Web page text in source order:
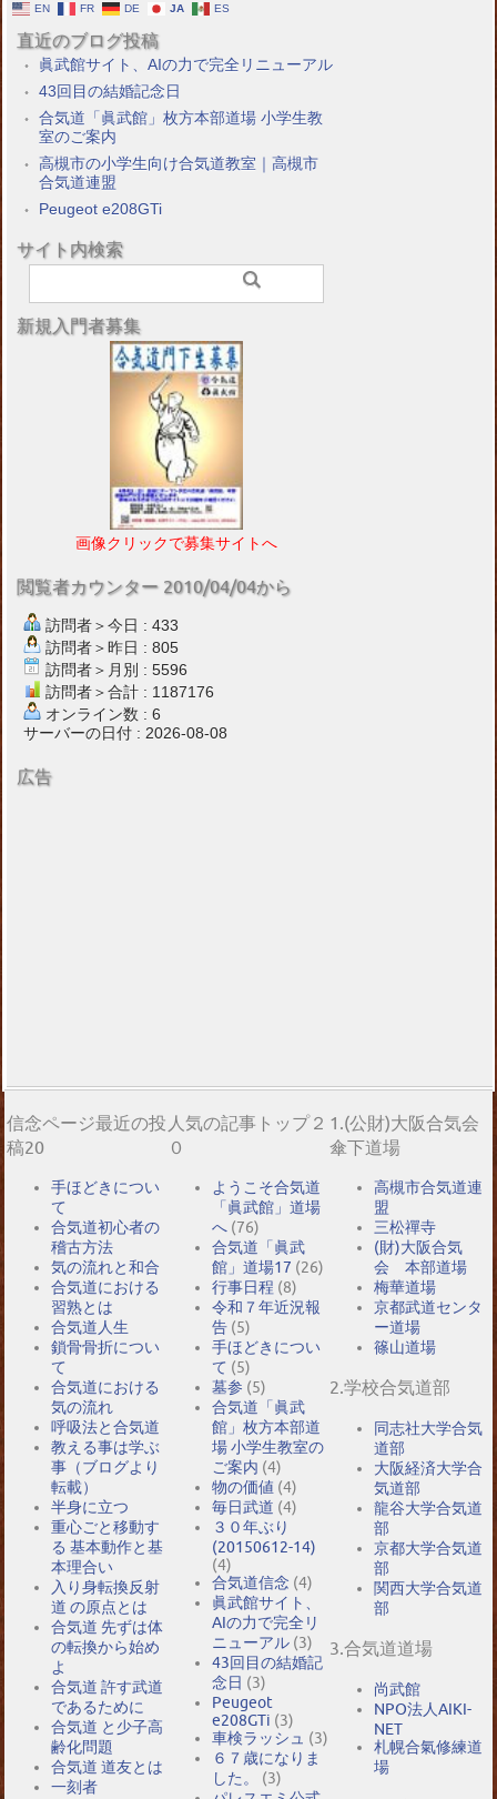
EN FR DE JA ES
直近のブログ投稿
眞武館サイト、AIの力で完全リニューアル
43回目の結婚記念日
合気道「眞武館」枚方本部道場 小学生教
室のご案内
高槻市の小学生向け合気道教室｜高槻市
合気道連盟
Peugeot e208GTi
サイト内検索
新規入門者募集
画像クリックで募集サイトへ
閲覧者カウンター 2010/04/04から
訪問者＞今日 : 433
訪問者＞昨日 : 805
訪問者＞月別 : 5596
訪問者＞合計 : 1187176
オンライン数 : 6
サーバーの日付 : 2026-08-08
広告
信念ページ最近の投
稿20
手ほどきについ
て
合気道初心者の
稽古方法
気の流れと和合
合気道における
習熟とは
合気道人生
鎖骨骨折につい
て
合気道における
気の流れ
呼吸法と合気道
教える事は学ぶ
事（ブログより
転載）
半身に立つ
重心ごと移動す
る 基本動作と基
本理合い
入り身転換反射
道 の原点とは
合気道 先ずは体
の転換から始め
よ
合気道 許す武道
であるために
合気道 と少子高
齢化問題
合気道 道友とは
一刻者
人気の記事トップ２
０
ようこそ合気道
「眞武館」道場
へ (76)
合気道「眞武
館」道場17 (26)
行事日程 (8)
令和７年近況報
告 (5)
手ほどきについ
て (5)
墓参 (5)
合気道「眞武
館」枚方本部道
場 小学生教室の
ご案内 (4)
物の価値 (4)
毎日武道 (4)
３０年ぶり
(20150612-14)
(4)
合気道信念 (4)
眞武館サイト、
AIの力で完全リ
ニューアル (3)
43回目の結婚記
念日 (3)
Peugeot
e208GTi (3)
車検ラッシュ (3)
６７歳になりま
した。
(3)
1.(公財)大阪合気会
傘下道場
高槻市合気道連
盟
三松禪寺
(財)大阪合気
会 本部道場
梅華道場
京都武道センタ
ー道場
篠山道場
2.学校合気道部
同志社大学合気
道部
大阪経済大学合
気道部
龍谷大学合気道
部
京都大学合気道
部
関西大学合気道
部
3.合気道道場
尚武館
NPO法人AIKI-
NET
札幌合氣修練道
場